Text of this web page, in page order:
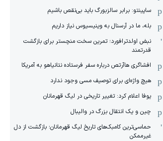
ساپینتو: برابر سالزبورگ باید بی‌نقص باشیم
بله، ما در آرسنال به وینیسیوس نیاز داریم
نبض اولدترافورد؛ تمرین سخت منچستر برای بازگشت
قدرتمند
افشاگری هاآرتص درباره سفر فرستاده نتانیاهو به آمریکا
هیچ واژه‌ای برای توصیف مسی وجود ندارد
یوفا اعلام کرد: تغییر تاریخی در لیگ قهرمانان
چین و یک انتقال بزرگ در والیبال
حماسی‌ترین کامبک‌های تاریخ لیگ قهرمانان؛ بازگشت از دل
غیرممکن